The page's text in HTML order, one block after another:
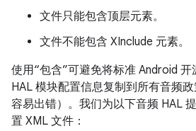
文件只能包含顶层元素。
文件不能包含 XInclude 元素。
使用“包含”可避免将标准 Android 开
HAL 模块配置信息复制到所有音频
容易出错）。我们为以下音频 HAL
置 XML 文件：